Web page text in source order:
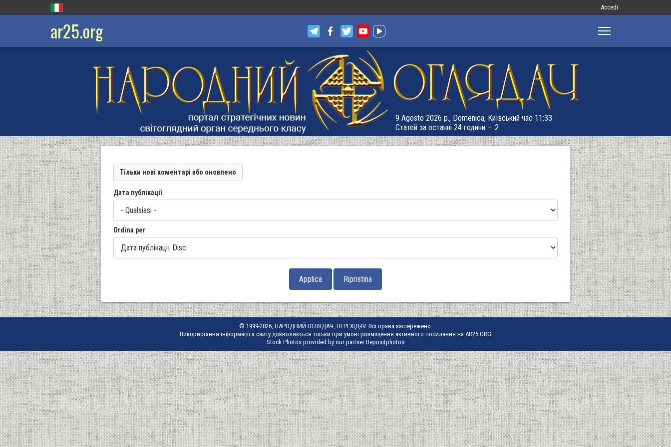
Меню
запису
Accedi
ar25.org
9 Agosto 2026 р., Domenica, Київський час 11:33
Статей за останні 24 години — 2
Тільки нові коментарі або оновлено
Дата публікації
Ordina per
© 1999-2026, НАРОДНИЙ ОГЛЯДАЧ, ПЕРЕХІД-IV. Всі права застережено.
Використання інформації з сайту дозволяється тільки при умові розміщення активного посилання на AR25.ORG
Stock Photos provided by our partner Depositphotos